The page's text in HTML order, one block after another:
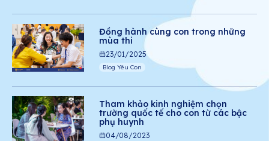
Đồng hành cùng con trong những
mùa thi
23/01/2025
Blog Yêu Con
Tham khảo kinh nghiệm chọn
trường quốc tế cho con từ các bậc
phụ huynh
04/08/2023